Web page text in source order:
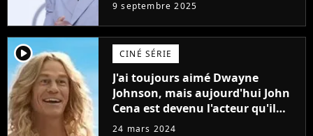
9 septembre 2025
player2 CINÉ SÉRIE
J'ai toujours aimé Dwayne
Johnson, mais aujourd'hui John
Cena est devenu l'acteur qu'il
rêvait d'être (et Ricky Stanicky le
24 mars 2024